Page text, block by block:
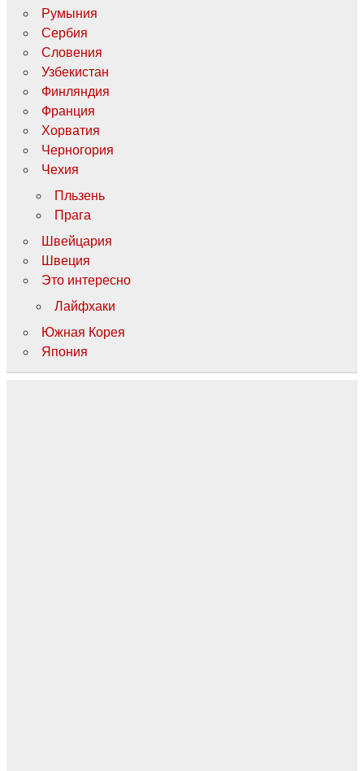
Румыния
Сербия
Словения
Узбекистан
Финляндия
Франция
Хорватия
Черногория
Чехия
Пльзень
Прага
Швейцария
Швеция
Это интересно
Лайфхаки
Южная Корея
Япония